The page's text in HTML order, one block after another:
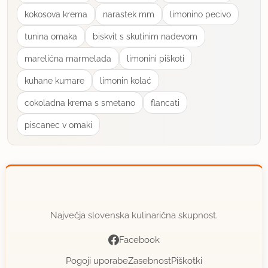
22.1.2008 ob 12:00
Prosim za pomoč:
Sem naredila ta liker, ker obožujem kokos ampak
mi je ZELO presladek - kako naj ga razredčim?
Če bom dodala rum bo preveč okusa po rumu (že
kokosova krema narastek mm limonino pecivo
tunina omaka biskvit s skutinim nadevom
marelićna marmelada limonini piškoti
kuhane kumare limonin kolać
cokoladna krema s smetano flancati
piscanec v omaki
Največja slovenska kulinarična skupnost.
Facebook
Pogoji uporabeZasebnostPiškotki